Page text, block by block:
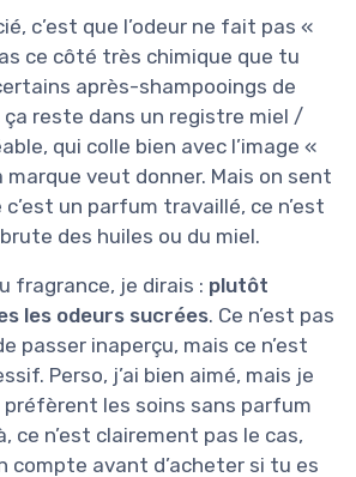
c’est que l’odeur ne fait pas «
ce côté très chimique que tu
après-shampooings de
ça reste dans un registre miel /
qui colle bien avec l’image «
veut donner. Mais on sent
un parfum travaillé, ce n’est
des huiles ou du miel.
fragrance, je dirais : plutôt
les odeurs sucrées. Ce n’est pas
passer inaperçu, mais ce n’est
Perso, j’ai bien aimé, mais je
les soins sans parfum
ce n’est clairement pas le cas,
compte avant d’acheter si tu es